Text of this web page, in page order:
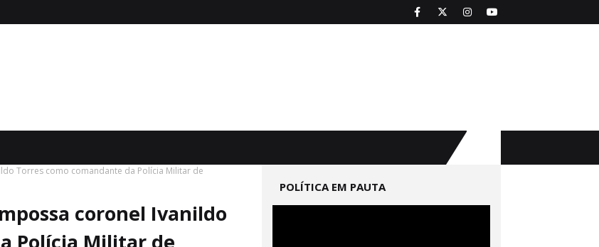
Torres como comandante da Polícia Militar de
coronel Ivanildo
Polícia Militar de
POLÍTICA EM PAUTA